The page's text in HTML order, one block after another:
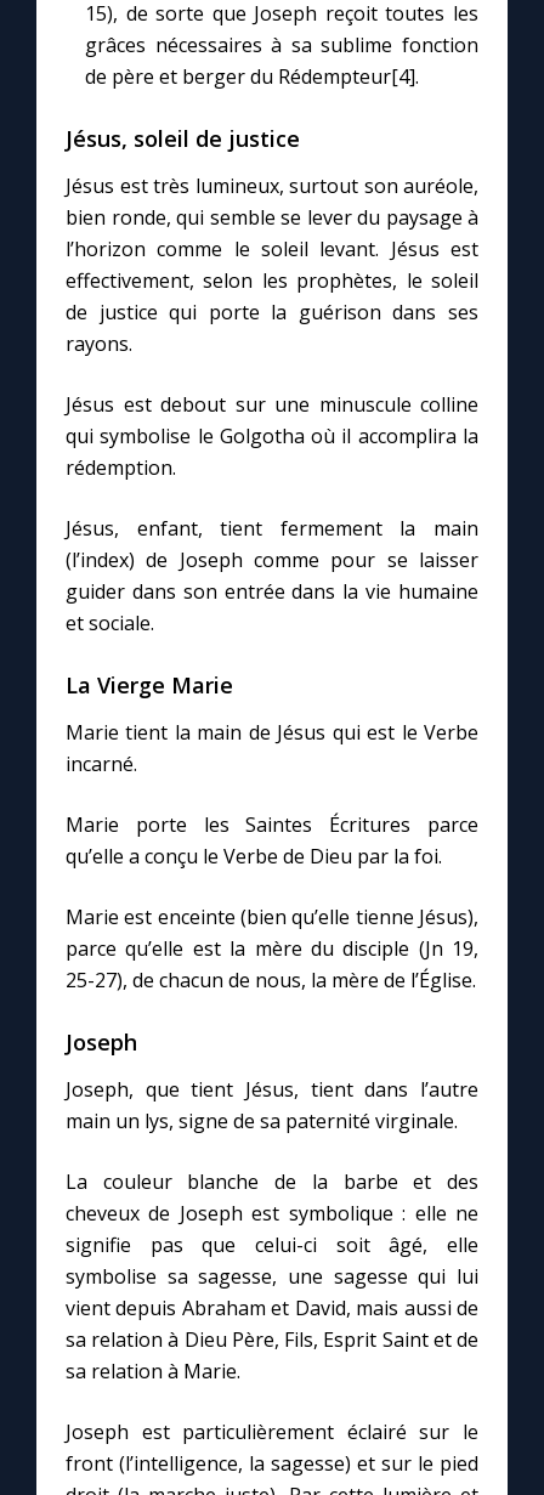
15), de sorte que Joseph reçoit toutes les
grâces nécessaires à sa sublime fonction
de père et berger du Rédempteur[4].
Jésus, soleil de justice
Jésus est très lumineux, surtout son auréole,
bien ronde, qui semble se lever du paysage à
l’horizon comme le soleil levant. Jésus est
effectivement, selon les prophètes, le soleil
de justice qui porte la guérison dans ses
rayons.
Jésus est debout sur une minuscule colline
qui symbolise le Golgotha où il accomplira la
rédemption.
Jésus, enfant, tient fermement la main
(l’index) de Joseph comme pour se laisser
guider dans son entrée dans la vie humaine
et sociale.
La Vierge Marie
Marie tient la main de Jésus qui est le Verbe
incarné.
Marie porte les Saintes Écritures parce
qu’elle a conçu le Verbe de Dieu par la foi.
Marie est enceinte (bien qu’elle tienne Jésus),
parce qu’elle est la mère du disciple (Jn 19,
25-27), de chacun de nous, la mère de l’Église.
Joseph
Joseph, que tient Jésus, tient dans l’autre
main un lys, signe de sa paternité virginale.
La couleur blanche de la barbe et des
cheveux de Joseph est symbolique : elle ne
signifie pas que celui-ci soit âgé, elle
symbolise sa sagesse, une sagesse qui lui
vient depuis Abraham et David, mais aussi de
sa relation à Dieu Père, Fils, Esprit Saint et de
sa relation à Marie.
Joseph est particulièrement éclairé sur le
front (l’intelligence, la sagesse) et sur le pied